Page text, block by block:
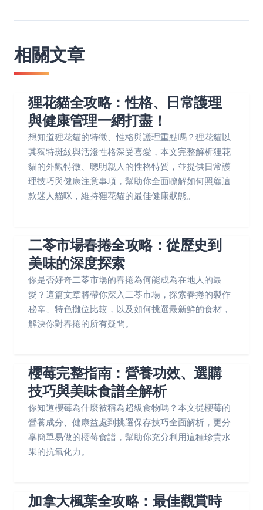
相關文章
狸花貓全攻略：性格、日常護理
與健康管理一網打盡！
想知道狸花貓的特徵、性格與護理重點嗎？狸花貓以
其獨特斑紋與活潑性格深受喜愛，本文完整解析狸花
貓的外觀特徵、聰明親人的性格特質，並提供日常護
理技巧與健康注意事項，幫助你全面瞭解如何照顧這
款迷人貓咪，維持狸花貓的最佳健康狀態。
二苓市場春捲全攻略：從歷史到
美味的深度探索
你是否好奇二苓市場的春捲為何能成為在地人的最
愛？這篇文章將帶你深入二苓市場，探索春捲的製作
秘辛、特色攤位比較，以及如何挑選最新鮮的食材，
解決你對春捲的所有疑問。
櫻莓完整指南：營養功效、選購
技巧與美味食譜全解析
你知道櫻莓為什麼被稱為超級食物嗎？本文從櫻莓的
營養成分、健康益處到挑選保存技巧全面解析，更分
享簡單易做的櫻莓食譜，幫助你充分利用這種珍貴水
果的抗氧化力。
加拿大楓葉全攻略：最佳觀賞時